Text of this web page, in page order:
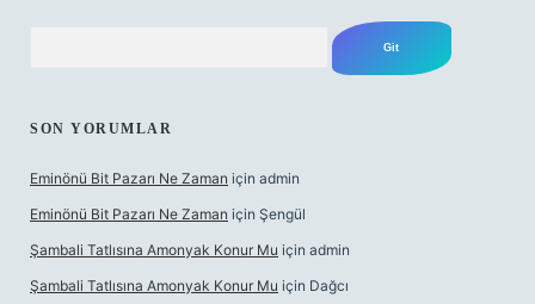
SON YORUMLAR
Eminönü Bit Pazarı Ne Zaman için admin
Eminönü Bit Pazarı Ne Zaman için Şengül
Şambali Tatlısına Amonyak Konur Mu için admin
Şambali Tatlısına Amonyak Konur Mu için Dağcı